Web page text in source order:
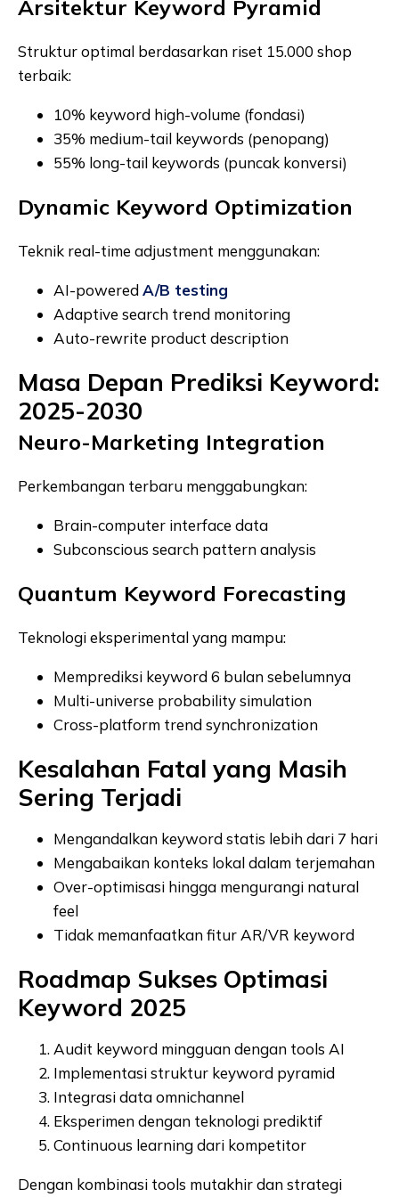
Arsitektur Keyword Pyramid
Struktur optimal berdasarkan riset 15.000 shop
terbaik:
10% keyword high-volume (fondasi)
35% medium-tail keywords (penopang)
55% long-tail keywords (puncak konversi)
Dynamic Keyword Optimization
Teknik real-time adjustment menggunakan:
AI-poweredA/B testing
Adaptive search trend monitoring
Auto-rewrite product description
Masa Depan Prediksi Keyword:
2025-2030
Neuro-Marketing Integration
Perkembangan terbaru menggabungkan:
Brain-computer interface data
Subconscious search pattern analysis
Quantum Keyword Forecasting
Teknologi eksperimental yang mampu:
Memprediksi keyword 6 bulan sebelumnya
Multi-universe probability simulation
Cross-platform trend synchronization
Kesalahan Fatal yang Masih
Sering Terjadi
Mengandalkan keyword statis lebih dari 7 hari
Mengabaikan konteks lokal dalam terjemahan
Over-optimisasi hingga mengurangi natural
feel
Tidak memanfaatkan fitur AR/VR keyword
Roadmap Sukses Optimasi
Keyword 2025
Audit keyword mingguan dengan tools AI
Implementasi struktur keyword pyramid
Integrasi data omnichannel
Eksperimen dengan teknologi prediktif
Continuous learning dari kompetitor
Dengan kombinasi tools mutakhir dan strategi